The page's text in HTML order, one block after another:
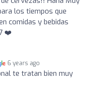
los tiempos que
comidas y bebidas
❤️
6 years ago
te tratan bien muy